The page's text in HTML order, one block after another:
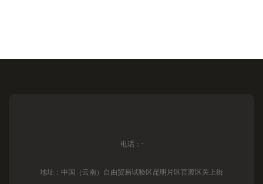
电话：-
地址：中国（云南）自由贸易试验区昆明片区官渡区关上街